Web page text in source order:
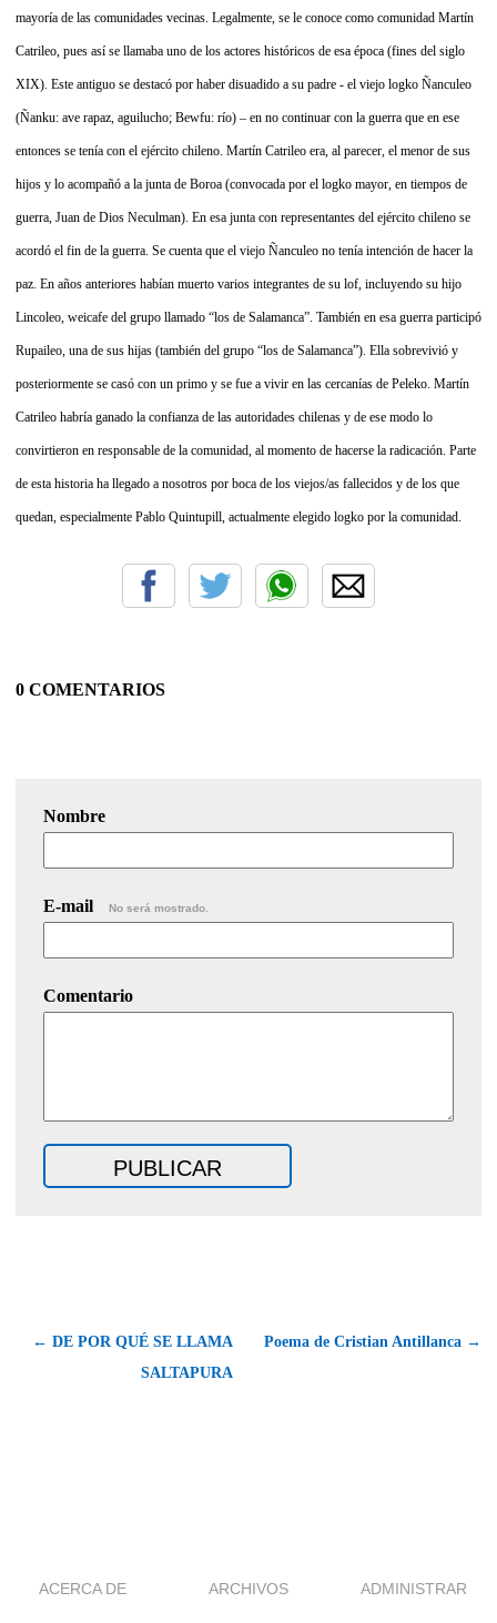
mayoría de las comunidades vecinas. Legalmente, se le conoce como comunidad Martín
Catrileo, pues así se llamaba uno de los actores históricos de esa época (fines del siglo
XIX). Este antiguo se destacó por haber disuadido a su padre - el viejo logko Ñanculeo
(Ñanku: ave rapaz, aguilucho; Bewfu: río) – en no continuar con la guerra que en ese
entonces se tenía con el ejército chileno. Martín Catrileo era, al parecer, el menor de sus
hijos y lo acompañó a la junta de Boroa (convocada por el logko mayor, en tiempos de
guerra, Juan de Dios Neculman). En esa junta con representantes del ejército chileno se
acordó el fin de la guerra. Se cuenta que el viejo Ñanculeo no tenía intención de hacer la
paz. En años anteriores habían muerto varios integrantes de su lof, incluyendo su hijo
Lincoleo, weicafe del grupo llamado “los de Salamanca”. También en esa guerra participó
Rupaileo, una de sus hijas (también del grupo “los de Salamanca”). Ella sobrevivió y
posteriormente se casó con un primo y se fue a vivir en las cercanías de Peleko. Martín
Catrileo habría ganado la confianza de las autoridades chilenas y de ese modo lo
convirtieron en responsable de la comunidad, al momento de hacerse la radicación. Parte
de esta historia ha llegado a nosotros por boca de los viejos/as fallecidos y de los que
quedan, especialmente Pablo Quintupill, actualmente elegido logko por la comunidad.
0 COMENTARIOS
Nombre
E-mail No será mostrado.
Comentario
← DE POR QUÉ SE LLAMA
SALTAPURA
Poema de Cristian Antillanca →
ACERCA DE ARCHIVOS ADMINISTRAR